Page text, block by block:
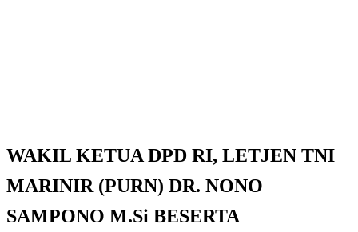
WAKIL KETUA DPD RI, LETJEN TNI
MARINIR (PURN) DR. NONO
SAMPONO M.Si BESERTA